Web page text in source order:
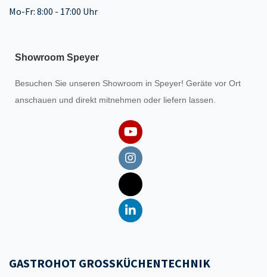
Mo-Fr: 8:00 - 17:00 Uhr
Showroom Speyer
Besuchen Sie unseren Showroom in Speyer! Geräte vor Ort
anschauen und direkt mitnehmen oder liefern lassen.
GASTROHOT GROSSKÜCHENTECHNIK